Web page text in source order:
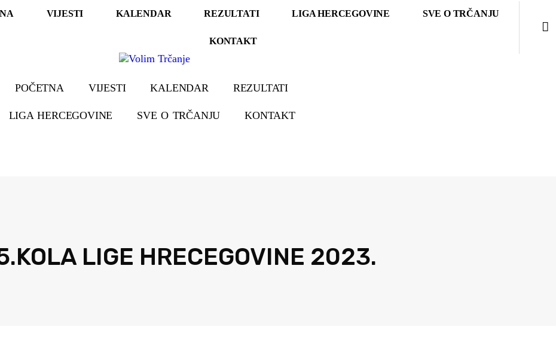
VIJESTI KALENDAR REZULTATI LIGA HERCEGOVINE SVE O TRČANJU
KONTAKT
POČETNA VIJESTI KALENDAR REZULTATI
LIGA HERCEGOVINE SVE O TRČANJU KONTAKT
LIGE HRECEGOVINE 2023.